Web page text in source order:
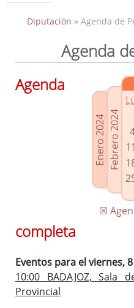
Presidencia
Grupos Políticos
Enlaces
Agenda de Presidencia
Plenos provinciales y Juntas
Oficina de Proyectos Europeos
Diputación » Agenda de
Agenda
Enero 2024Febrero 2024 11
☒
Agenda
completa
Eventos para el viernes,
10:00 BADAJOZ, Sala
Provincial